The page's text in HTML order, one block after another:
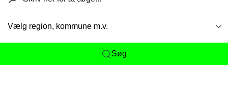
Vælg region, kommune m.v.
Søg